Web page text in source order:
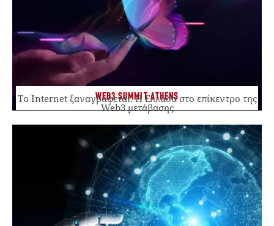
WEB3 SUMMIT ATHENS
Το Internet ξαναγράφεται. Η Ελλάδα στο επίκεντρο της
Web3 μετάβασης